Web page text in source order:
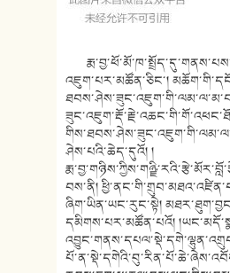
འཇུག་པར་མཚོན་ཅིང་།
ཤེས་པའི་ཆེད་དུའོ། །
བས་ནི།
ཞིག་ཡིན་ཡང་རུང་སྟེ།
དམིགས་པར་མཚོན་པའོ།